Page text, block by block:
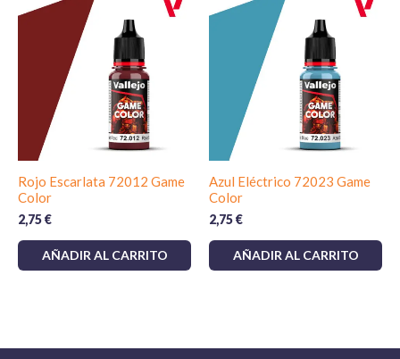
Rojo Escarlata 72012 Game
Color
2,75€
AÑADIR AL CARRITO
Azul Eléctrico 72023 Game
Color
2,75€
AÑADIR AL CARRITO